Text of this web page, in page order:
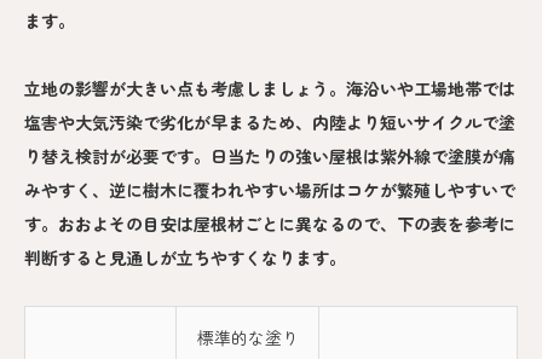
ます。
立地の影響が大きい点も考慮しましょう。海沿いや工場地帯では
塩害や大気汚染で劣化が早まるため、内陸より短いサイクルで塗
り替え検討が必要です。日当たりの強い屋根は紫外線で塗膜が痛
みやすく、逆に樹木に覆われやすい場所はコケが繁殖しやすいで
す。おおよその目安は屋根材ごとに異なるので、下の表を参考に
判断すると見通しが立ちやすくなります。
標準的な塗り